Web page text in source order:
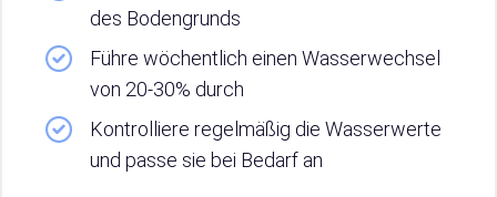
des Bodengrunds
Führe wöchentlich einen Wasserwechsel
von 20-30% durch
Kontrolliere regelmäßig die Wasserwerte
und passe sie bei Bedarf an